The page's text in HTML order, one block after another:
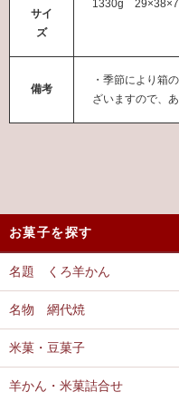
サイ
ズ
1330g
備考
・季節により箱
ざいますので、
お菓子を探す
名題 くろ羊かん
名物 網代焼
米菓・豆菓子
羊かん・米菓詰合せ